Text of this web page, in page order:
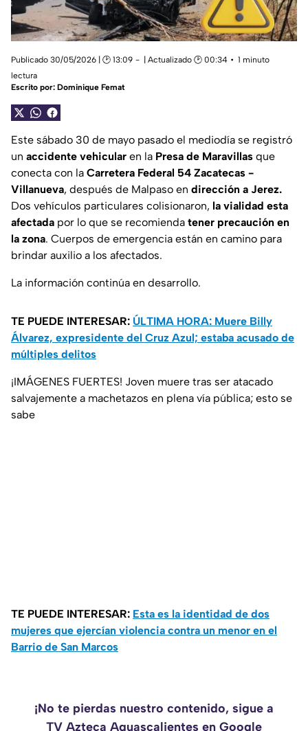
Publicado 30/05/2026 | 🕑 13:09 | Actualizado 🕑 00:34
1 minuto
lectura
Escrito por: Dominique Femat
Este sábado 30 de mayo pasado el mediodía se registró
un accidente vehicular en la Presa de Maravillas que
conecta con la Carretera Federal 54 Zacatecas -
Villanueva, después de Malpaso en dirección a Jerez.
Dos vehículos particulares colisionaron, la vialidad esta
afectada por lo que se recomienda tener precaución en
la zona. Cuerpos de emergencia están en camino para
brindar auxilio a los afectados.
La información continúa en desarrollo.
TE PUEDE INTERESAR: ÚLTIMA HORA: Muere Billy
Álvarez, expresidente del Cruz Azul; estaba acusado de
múltiples delitos
¡IMÁGENES FUERTES! Joven muere tras ser atacado
salvajemente a machetazos en plena vía pública; esto se
sabe
TE PUEDE INTERESAR: Esta es la identidad de dos
mujeres que ejercían violencia contra un menor en el
Barrio de San Marcos
¡No te pierdas nuestro contenido, sigue a
TV Azteca Aguascalientes en Google